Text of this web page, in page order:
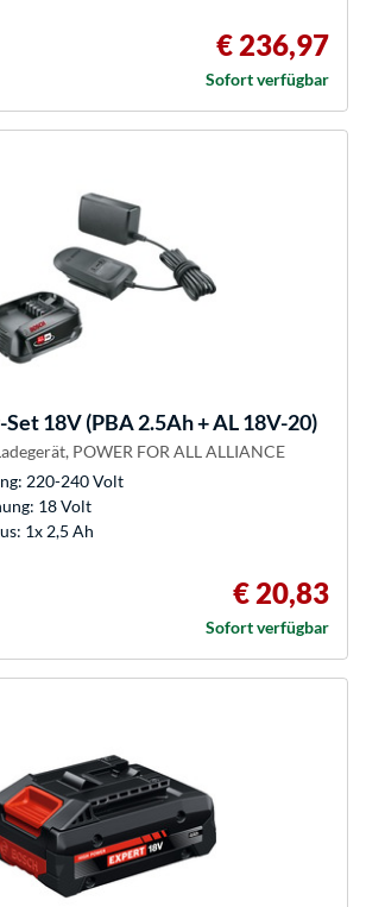
€ 236,97
Sofort verfügbar
18V (PBA 2.5Ah + AL 18V-20)
POWER FOR ALL ALLIANCE
220-240 Volt
18 Volt
1x 2,5 Ah
€ 20,83
Sofort verfügbar